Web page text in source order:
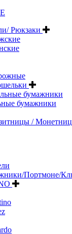
Рюкзаки
бумажники
бумажники
/
Портмоне/